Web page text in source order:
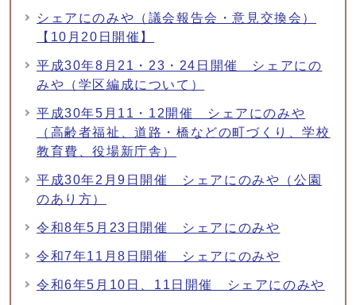
シェアにのみや（議会報告会・意見交換会）
【10月20日開催】
平成30年8月21・23・24日開催 シェアにの
みや（学区編成について）
平成30年5月11・12開催 シェアにのみや
（高齢者福祉、道路・橋などの町づくり、学校
教育費、役場新庁舎）
平成30年2月9日開催 シェアにのみや（公園
のあり方）
令和8年5月23日開催 シェアにのみや
令和7年11月8日開催 シェアにのみや
令和6年5月10日、11日開催 シェアにのみや